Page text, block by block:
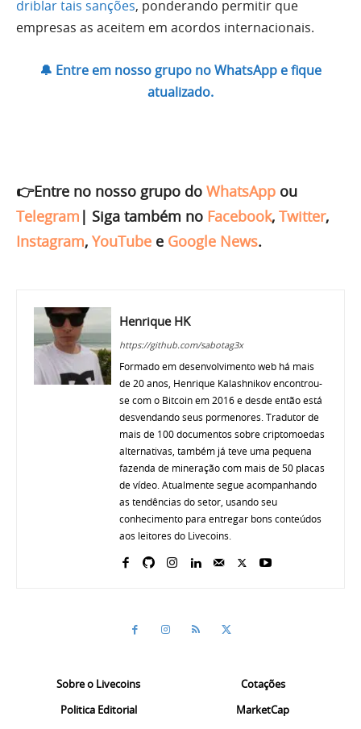
driblar tais sanções, ponderando permitir que
empresas as aceitem em acordos internacionais.
🔔 Entre em nosso grupo no WhatsApp e fique
atualizado.
👉Entre no nosso grupo do WhatsApp ou
Telegram | Siga também no Facebook, Twitter,
Instagram, YouTube e Google News.
Henrique HK
https://github.com/sabotag3x
Formado em desenvolvimento web há mais
de 20 anos, Henrique Kalashnikov encontrou-
se com o Bitcoin em 2016 e desde então está
desvendando seus pormenores. Tradutor de
mais de 100 documentos sobre criptomoedas
alternativas, também já teve uma pequena
fazenda de mineração com mais de 50 placas
de vídeo. Atualmente segue acompanhando
as tendências do setor, usando seu
conhecimento para entregar bons conteúdos
aos leitores do Livecoins.
Sobre o Livecoins
Politica Editorial
Cotações
MarketCap